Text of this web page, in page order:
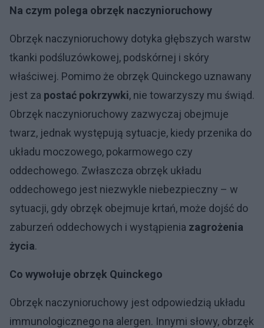
Na czym polega obrzęk naczynioruchowy
Obrzęk naczynioruchowy dotyka głębszych warstw
tkanki podśluzówkowej, podskórnej i skóry
właściwej. Pomimo że obrzęk Quinckego uznawany
jest za postać pokrzywki, nie towarzyszy mu świąd.
Obrzęk naczynioruchowy zazwyczaj obejmuje
twarz, jednak występują sytuacje, kiedy przenika do
układu moczowego, pokarmowego czy
oddechowego. Zwłaszcza obrzęk układu
oddechowego jest niezwykle niebezpieczny – w
sytuacji, gdy obrzęk obejmuje krtań, może dojść do
zaburzeń oddechowych i wystąpienia zagrożenia
życia.
Co wywołuje obrzęk Quinckego
Obrzęk naczynioruchowy jest odpowiedzią układu
immunologicznego na alergen. Innymi słowy, obrzęk